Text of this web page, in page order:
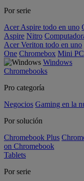
Por serie
Acer Aspire todo en uno
Aspire Nitro
Acer Veriton todo en uno
One Chromebox Mini PC
Windows
Chromebooks
Pro categoría
Negocios Gaming en la
Por solución
Chromebook Plus
on Chromebook
Tablets
Por serie